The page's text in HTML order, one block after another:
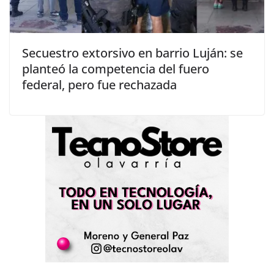
Secuestro extorsivo en barrio Luján: se
planteó la competencia del fuero
federal, pero fue rechazada